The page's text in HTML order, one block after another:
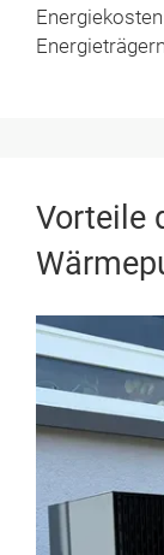
Vorteile